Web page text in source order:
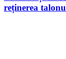
reținerea